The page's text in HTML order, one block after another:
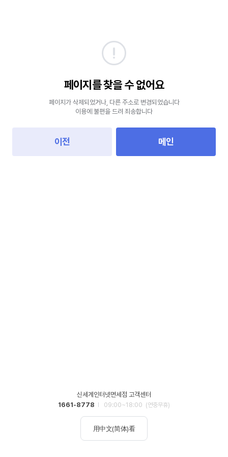
페이지를 찾을 수 없어요
페이지가 삭제되었거나, 다른 주소로 변경되었습니다
이용에 불편을 드려 죄송합니다
이전 메인
신세계인터넷면세점 고객센터
1661-8778
09:00~18:00 (연중무휴)
用中文(简体)看